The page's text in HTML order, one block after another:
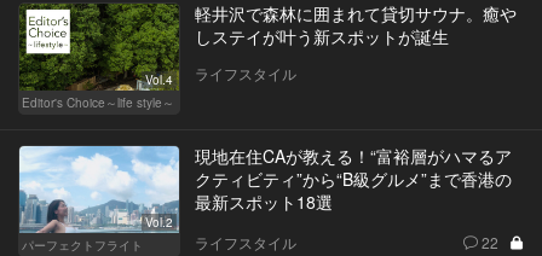
Vol.4
Editor's Choice～life style～
軽井沢で森林に囲まれて貸切サウナ。癒や
しステイが叶う新スポットが誕生
ライフスタイル
Vol.2
パーフェクトフライト
現地在住CAが教える！“富裕層がハマるア
クティビティ”から“B級グルメ”まで香港の
最新スポット18選
ライフスタイル 22